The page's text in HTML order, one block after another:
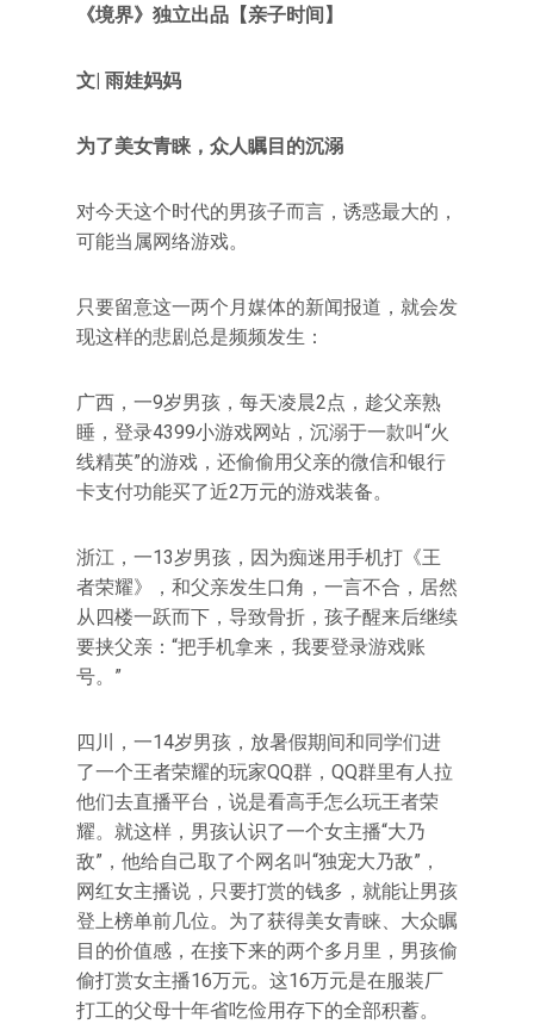
《境界》独立出品【亲子时间】
文| 雨娃妈妈
为了美女青睐，众人瞩目的沉溺
对今天这个时代的男孩子而言，诱惑最大的，
可能当属网络游戏。
只要留意这一两个月媒体的新闻报道，就会发
现这样的悲剧总是频频发生：
广西，一9岁男孩，每天凌晨2点，趁父亲熟
睡，登录4399小游戏网站，沉溺于一款叫“火
线精英”的游戏，还偷偷用父亲的微信和银行
卡支付功能买了近2万元的游戏装备。
浙江，一13岁男孩，因为痴迷用手机打《王
者荣耀》，和父亲发生口角，一言不合，居然
从四楼一跃而下，导致骨折，孩子醒来后继续
要挟父亲：“把手机拿来，我要登录游戏账
号。”
四川，一14岁男孩，放暑假期间和同学们进
了一个王者荣耀的玩家QQ群，QQ群里有人拉
他们去直播平台，说是看高手怎么玩王者荣
耀。就这样，男孩认识了一个女主播“大乃
敌”，他给自己取了个网名叫“独宠大乃敌”，
网红女主播说，只要打赏的钱多，就能让男孩
登上榜单前几位。为了获得美女青睐、大众瞩
目的价值感，在接下来的两个多月里，男孩偷
偷打赏女主播16万元。这16万元是在服装厂
打工的父母十年省吃俭用存下的全部积蓄。